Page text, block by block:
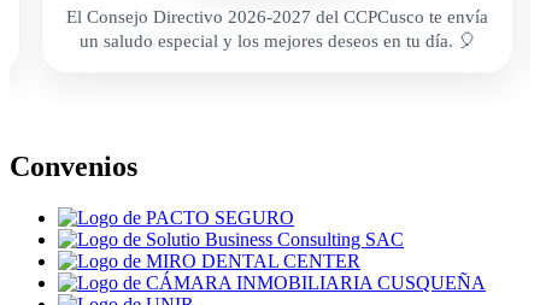
El Consejo Directivo 2026-2027 del CCPCusco te envía
un saludo especial y los mejores deseos en tu día. 🎈
Convenios